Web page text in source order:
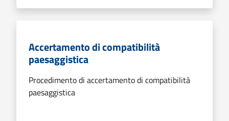
Accertamento di compatibilità
paesaggistica
Procedimento di accertamento di compatibilità
paesaggistica